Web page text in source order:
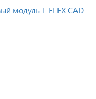
модуль T-FLEX CAD